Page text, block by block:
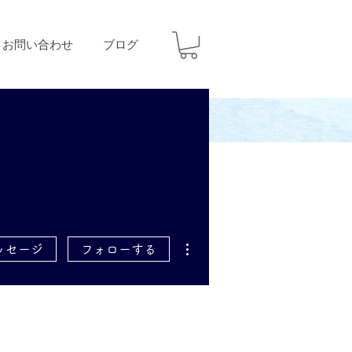
お問い合わせ ブログ
セージ フォローする